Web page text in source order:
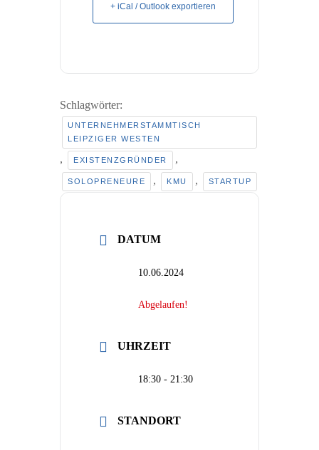
+ iCal / Outlook exportieren
Schlagwörter:
UNTERNEHMERSTAMMTISCH
LEIPZIGER WESTEN
, EXISTENZGRÜNDER ,
SOLOPRENEURE , KMU , STARTUP
DATUM
10.06.2024
Abgelaufen!
UHRZEIT
18:30 - 21:30
STANDORT